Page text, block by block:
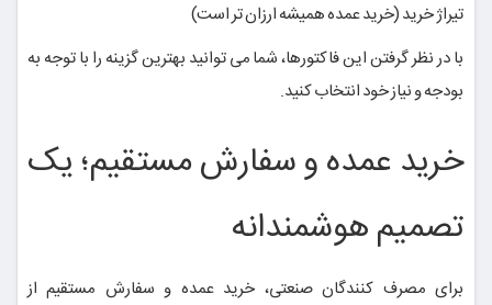
تیراژ خرید (خرید عمده همیشه ارزان تر است)
با در نظر گرفتن این فاکتورها، شما می توانید بهترین گزینه را با توجه به
بودجه و نیاز خود انتخاب کنید.
خرید عمده و سفارش مستقیم؛ یک
تصمیم هوشمندانه
برای مصرف کنندگان صنعتی، خرید عمده و سفارش مستقیم از